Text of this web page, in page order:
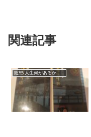
関連記事
随想/人生何があるかわからない